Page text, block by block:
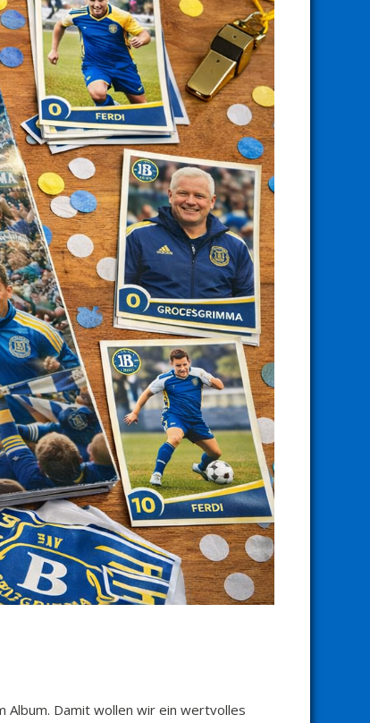
Album. Damit wollen wir ein wertvolles